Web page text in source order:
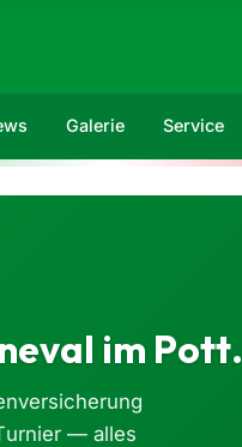
Galerie Service
im Pott.
— alles